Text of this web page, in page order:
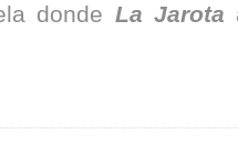
donde La Jarota